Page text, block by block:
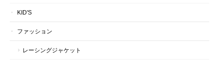
KID'S
ファッション
レーシングジャケット